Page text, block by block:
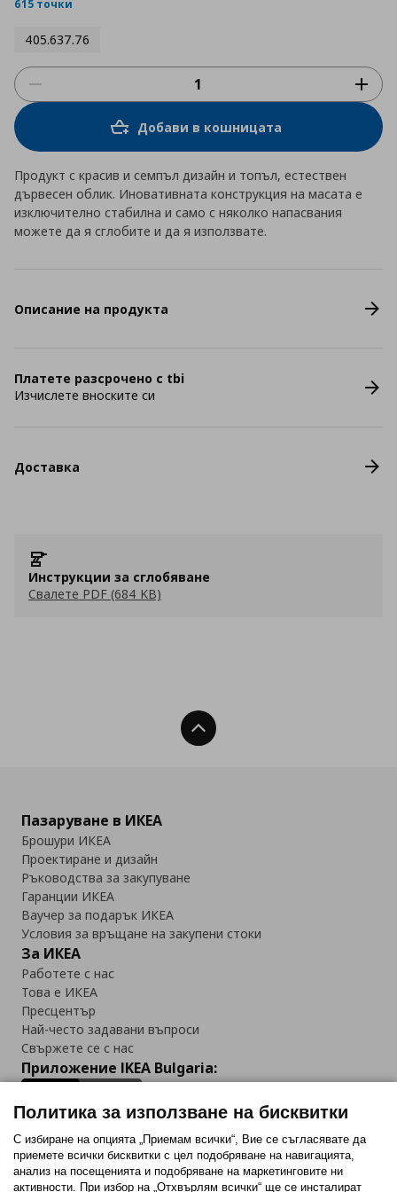
615 точки
405.637.76
Добави в кошницата
Продукт с красив и семпъл дизайн и топъл, естествен
дървесен облик. Иновативната конструкция на масата е
изключително стабилна и само с няколко напасвания
можете да я сглобите и да я използвате.
Описание на продукта
Платете разсрочено с tbi
Изчислете вноските си
Доставка
Инструкции за сглобяване
Свалете PDF (684 KB)
Нагоре
Пазаруване в ИКЕА
Брошури ИКЕА
Проектиране и дизайн
Ръководства за закупуване
Гаранции ИКЕА
Ваучер за подарък ИКЕА
Условия за връщане на закупени стоки
За ИКЕА
Работете с нас
Това е ИКЕА
Пресцентър
Най-често задавани въпроси
Свържете се с нас
Приложение IKEA Bulgaria:
Последвайте ни:
Политика за използване на бисквитки
С избиране на опцията „Приемам всички“, Вие се съгласявате да
приемете всички бисквитки с цел подобряване на навигацията,
анализ на посещенията и подобряване на маркетинговите ни
активности. При избор на „Отхвърлям всички“ ще се инсталират